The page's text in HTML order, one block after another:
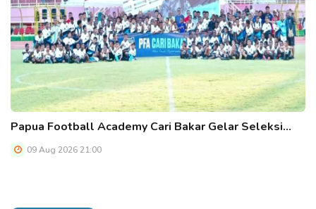
Papua Football Academy Cari Bakar Gelar Seleksi…
09 Aug 2026 21:00